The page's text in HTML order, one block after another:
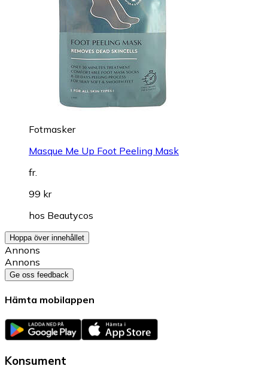
Fotmasker
Masque Me Up Foot Peeling Mask
fr.
99 kr
hos Beautycos
Hoppa över innehållet
Annons
Annons
Ge oss feedback
Hämta mobilappen
Konsument